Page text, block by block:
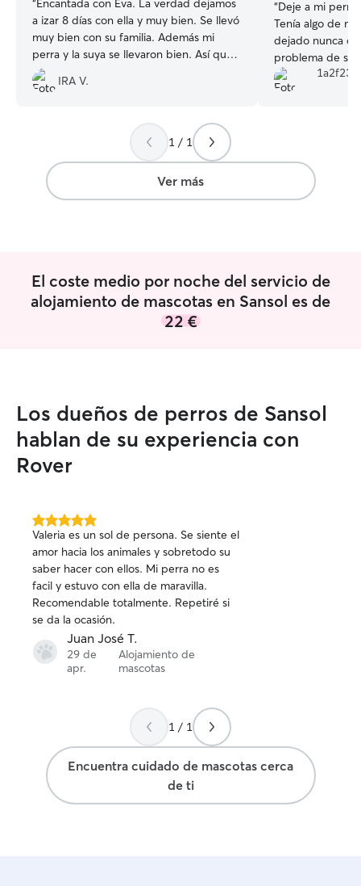
“Encantada con Eva. La verdad dejamos
a izar 8 días con ella y muy bien. Se llevó
muy bien con su familia. Además mi
perra y la suya se llevaron bien. Así que
la verdad que repetiría sin dudarlo!!
Muchas gracias!!! 😉
IRA V.
“Deje a mi
Tenía algo de
dejado nunca
problema de
contenta. La
dieron
Muchísimas
tanta
1 / 1
Ver más
El coste medio por noche del servicio de
alojamiento de mascotas en Sansol es de
22 €
Los dueños de perros de Sansol
hablan de su experiencia con
Rover
5.0
de
5
estrellas
Valeria es un sol de persona. Se siente el
amor hacia los animales y sobretodo su
saber hacer con ellos. Mi perra no es
facil y estuvo con ella de maravilla.
Recomendable totalmente. Repetiré si
se da la ocasión.
Juan José T.
29 de
apr.
Alojamiento de
mascotas
1 / 1
Encuentra cuidado de mascotas cerca
de ti